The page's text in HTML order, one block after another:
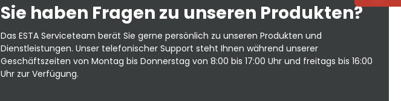
Sie haben Fragen zu unseren Produkten?
Das ESTA Serviceteam berät Sie gerne persönlich zu unseren Produkten und
Dienstleistungen. Unser telefonischer Support steht Ihnen während unserer
Geschäftszeiten von Montag bis Donnerstag von 8:00 bis 17:00 Uhr und freitags bis 16:00
Uhr zur Verfügung.